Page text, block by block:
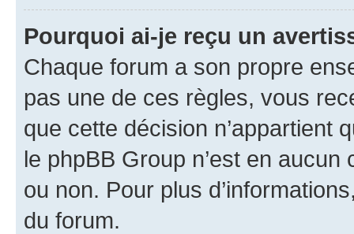
Pourquoi ai-je reçu un
Chaque forum a son propre
pas une de ces règles, vous
que cette décision n’appartient
le phpBB Group n’est en
ou non. Pour plus
du forum.